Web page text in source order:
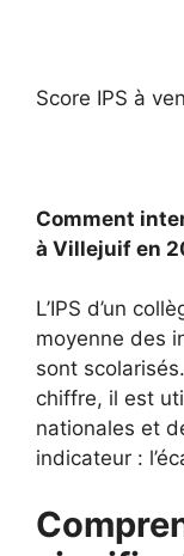
Score IPS à
Comment
à Villejuif en
L’IPS d’un
moyenne des
sont
chiffre, il est
nationales et
indicateur :